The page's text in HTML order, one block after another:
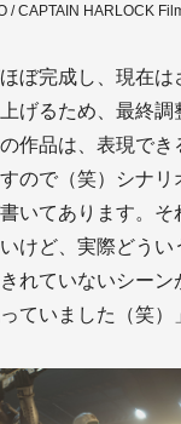
/ CAPTAIN HARLOCK
ぼ完成し、現在は
げるため、最終調
作品は、表現でき
ので（笑）シナリ
いてあります。そ
けど、実際どうい
れていないシーン
ていました（笑）